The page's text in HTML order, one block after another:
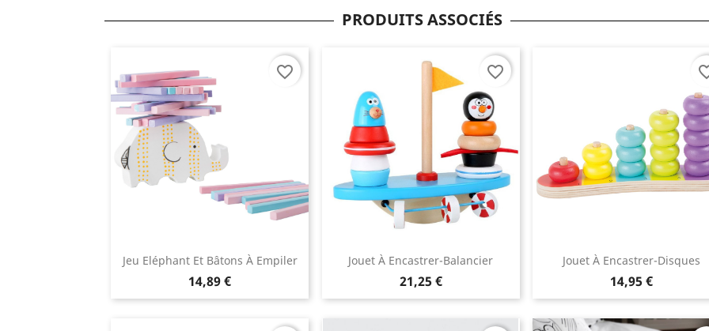
PRODUITS ASSOCIÉS
Jeu Eléphant Et Bâtons À Empiler
14,89 €
favorite_border
Jouet À Encastrer-Balancier
21,25 €
favorite_border
Jouet À Encastrer-Disques
14,95 €